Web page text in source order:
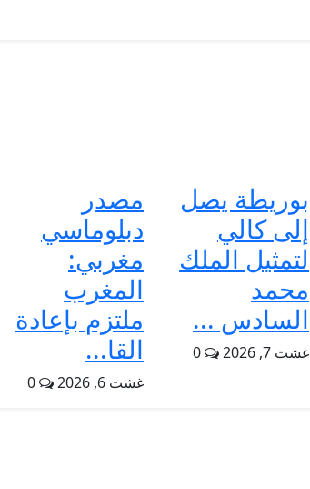
بوريطة يصل
إلى كالي
لتمثيل الملك
محمد
السادس ...
غشت 7, 2026
مصدر
دبلوماسي
مغربي:
المغرب
ملتزم بإعادة
القا...
غشت 6, 2026